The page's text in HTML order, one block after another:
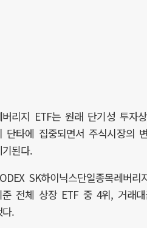
버리지 ETF는 원래 단기성 투자
단타에 집중되면서 주식시장의
된다.
SK하이닉스단일종목레버
준 전체 상장 ETF 중 4위, 거래
.